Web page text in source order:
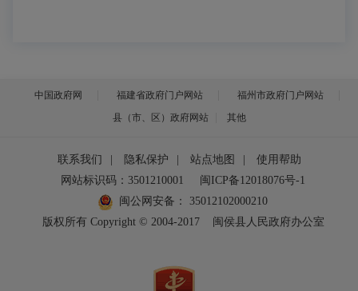
中国政府网 福建省政府门户网站
福州市政府门户网站
县（市、区）政府网站
其他
联系我们 隐私保护 站点地图
使用帮助
网站标识码：3501210001
闽ICP备12018076号-1
闽公网安备：
35012102000210
版权所有 Copyright © 2004-2017
闽侯县人民政府办公室